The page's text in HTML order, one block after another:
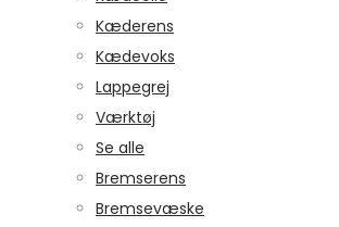
Kæderens
Kædevoks
Lappegrej
Værktøj
Se alle
Bremserens
Bremsevæske